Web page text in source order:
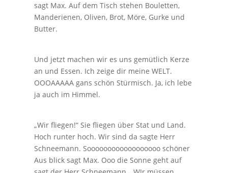
sagt Max. Auf dem Tisch stehen Bouletten,
Manderienen, Oliven, Brot, Möre, Gurke und
Butter.
Und jetzt machen wir es uns gemütlich Kerze
an und Essen. Ich zeige dir meine WELT.
OOOAAAAA gans schön Stürmisch. Ja, ich lebe
ja auch im Himmel.
„Wir fliegen!“ Sie fliegen über Stat und Land.
Hoch runter hoch. Wir sind da sagte Herr
Schneemann. Soooooooooooooooooo schöner
Aus blick sagt Max. Ooo die Sonne geht auf